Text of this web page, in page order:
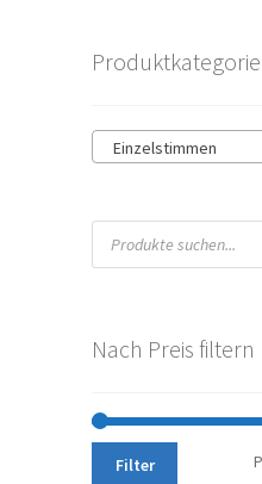
Einzelstimmen
Products
search
Nach Preis filtern
Filter